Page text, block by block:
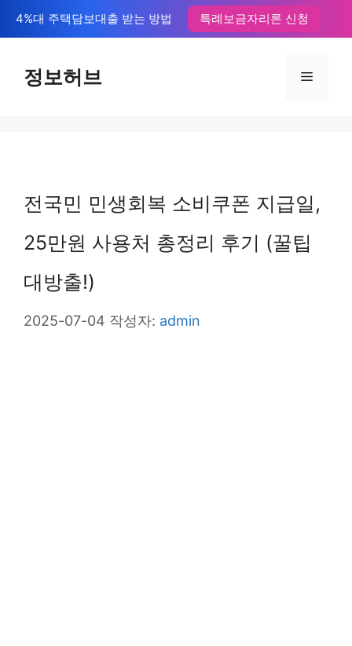
텐
4%대 주택담보대출 받는 방법 특례보금자리론 신청
정보허브 메
전국민 민생회복 소비쿠폰 지급일,
25만원 사용처 총정리 후기 (꿀팁
대방출!)
2025-07-04 작성자: admin